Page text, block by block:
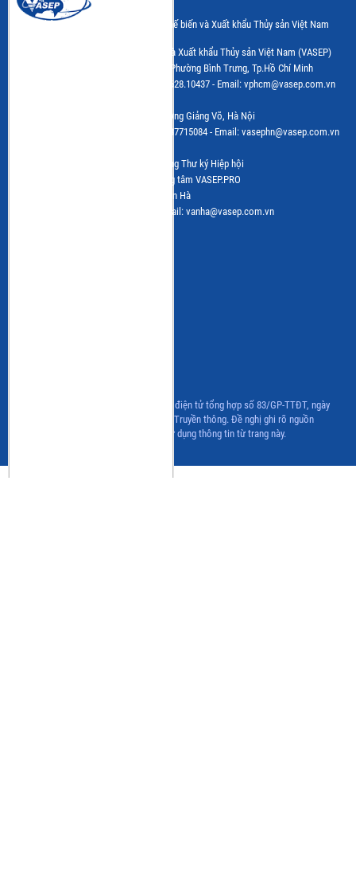
Trang thông tin điện tử của Hiệp hội Chế biến và Xuất khẩu Thủy sản Việt Nam
Cơ quan Chủ quản: Hiệp hội Chế biến và Xuất khẩu Thủy sản Việt Nam (VASEP)
Trụ sở: Số 7 đường Nguyễn Quý Cảnh, Phường Bình Trưng, Tp.Hồ Chí Minh
Tel: (+84) 28.628.10430 - Fax: (+84) 28.628.10437 - Email: vphcm@vasep.com.vn
VPĐD: Số 10, Nguyễn Công Hoan, Phường Giảng Võ, Hà Nội
Tel: (+84 24) 3.7715055 - Fax: (+84 24) 37715084 - Email: vasephn@vasep.com.vn
Chịu trách nhiệm: Bà Lê Hằng - Phó Tổng Thư ký Hiệp hội
Đơn vị vận hành trang tin điện tử: Trung tâm VASEP.PRO
Trưởng Ban Biên tập: Bà Nguyễn Thị Vân Hà
Tel: (+84 24) 3.7715055 – (ext.216); email: vanha@vasep.com.vn
Giấy phép hoạt động Trang thông tin điện tử tổng hợp số 83/GP-TTĐT, ngày
06/07/2022 của Bộ Thông tin và Truyền thông. Đề nghị ghi rõ nguồn
www.vasep.com.vn khi sử dụng thông tin từ trang này.